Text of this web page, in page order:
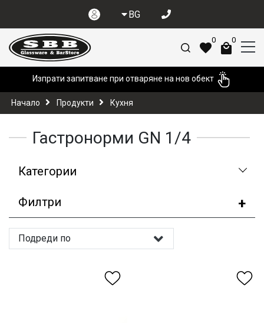
BG
0 0
Изпрати запитване при отваряне на нов обект
Начало Продукти Кухня
Гастронорми GN 1/4
Категории
Филтри
Подреди по